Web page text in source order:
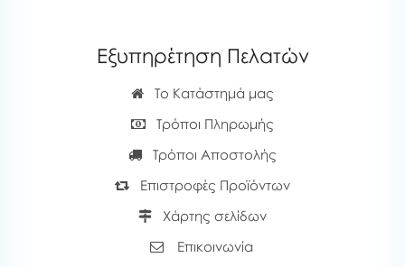
Εξυπηρέτηση Πελατών
Το Κατάστημά μας
Τρόποι Πληρωμής
Τρόποι Αποστολής
Επιστροφές Προϊόντων
Χάρτης σελίδων
Επικοινωνία